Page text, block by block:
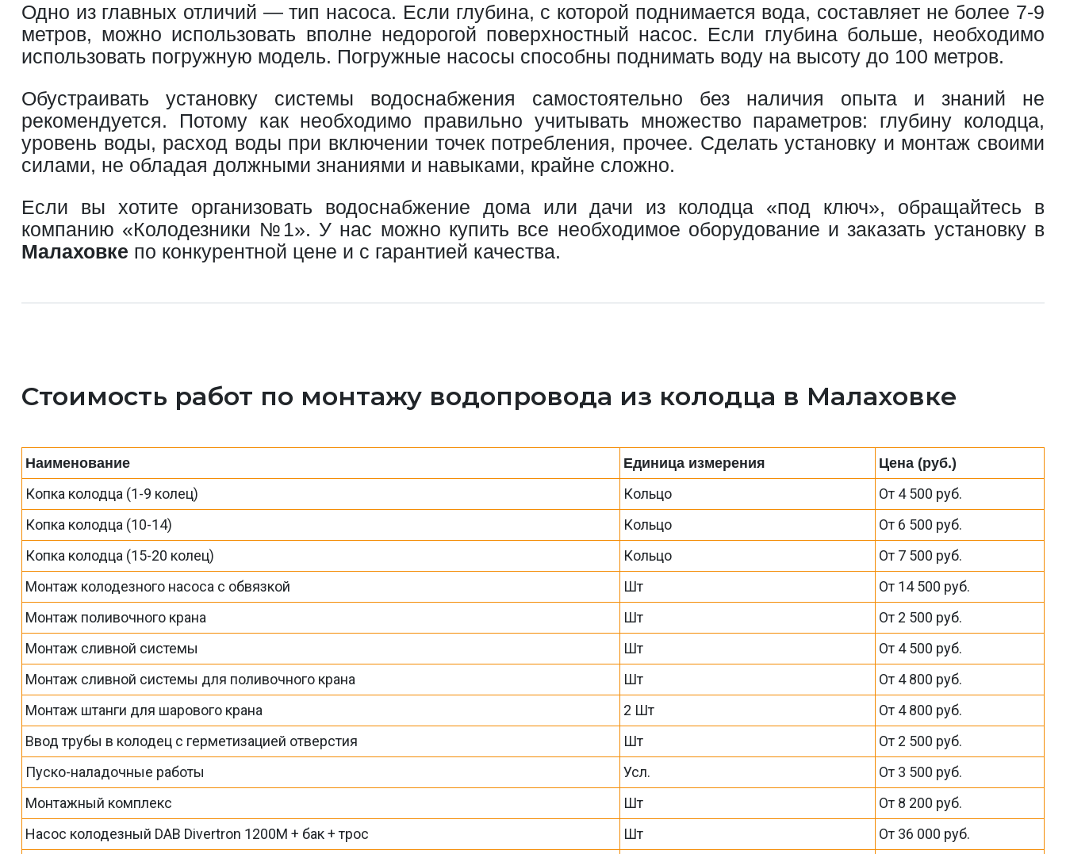
Одно из главных отличий — тип насоса. Если глубина, с которой поднимается вода, составляет не более 7-9
метров, можно использовать вполне недорогой поверхностный насос. Если глубина больше, необходимо
использовать погружную модель. Погружные насосы способны поднимать воду на высоту до 100 метров.
Обустраивать установку системы водоснабжения самостоятельно без наличия опыта и знаний не
рекомендуется. Потому как необходимо правильно учитывать множество параметров: глубину колодца,
уровень воды, расход воды при включении точек потребления, прочее. Сделать установку и монтаж своими
силами, не обладая должными знаниями и навыками, крайне сложно.
Если вы хотите организовать водоснабжение дома или дачи из колодца «под ключ», обращайтесь в
компанию «Колодезники №1». У нас можно купить все необходимое оборудование и заказать установку в
Малаховке по конкурентной цене и с гарантией качества.
Стоимость работ по монтажу водопровода из колодца в Малаховке
Наименование Единица измерения Цена (руб.)
Копка колодца (1-9 колец) Кольцо
От 4 500 руб.
Копка колодца (10-14)
Кольцо
От 6 500 руб.
Копка колодца (15-20 колец)
Кольцо
От 7 500 руб.
Монтаж колодезного насоса с обвязкой
Шт
От 14 500 руб.
Монтаж поливочного крана
Шт
От 2 500 руб.
Монтаж сливной системы
Шт
От 4 500 руб.
Монтаж сливной системы для поливочного крана
Шт
От 4 800 руб.
Монтаж штанги для шарового крана
2 Шт
От 4 800 руб.
Ввод трубы в колодец с герметизацией отверстия
Шт
От 2 500 руб.
Пуско-наладочные работы
Усл.
От 3 500 руб.
Монтажный комплекс
Шт
От 8 200 руб.
Насос колодезный DAB Divertron 1200M + бак + трос
Шт
От 36 000 руб.